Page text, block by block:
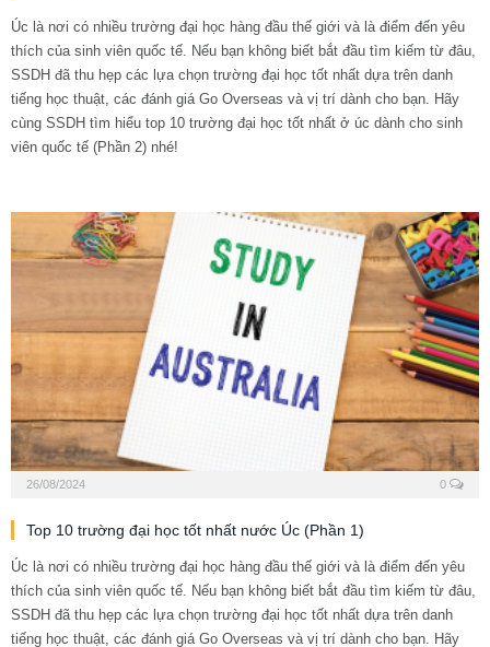
Úc là nơi có nhiều trường đại học hàng đầu thế giới và là điểm đến yêu
thích của sinh viên quốc tế. Nếu bạn không biết bắt đầu tìm kiếm từ đâu,
SSDH đã thu hẹp các lựa chọn trường đại học tốt nhất dựa trên danh
tiếng học thuật, các đánh giá Go Overseas và vị trí dành cho bạn. Hãy
cùng SSDH tìm hiểu top 10 trường đại học tốt nhất ở úc dành cho sinh
viên quốc tế (Phần 2) nhé!
26/08/2024 0
Top 10 trường đại học tốt nhất nước Úc (Phần 1)
Úc là nơi có nhiều trường đại học hàng đầu thế giới và là điểm đến yêu
thích của sinh viên quốc tế. Nếu bạn không biết bắt đầu tìm kiếm từ đâu,
SSDH đã thu hẹp các lựa chọn trường đại học tốt nhất dựa trên danh
tiếng học thuật, các đánh giá Go Overseas và vị trí dành cho bạn. Hãy